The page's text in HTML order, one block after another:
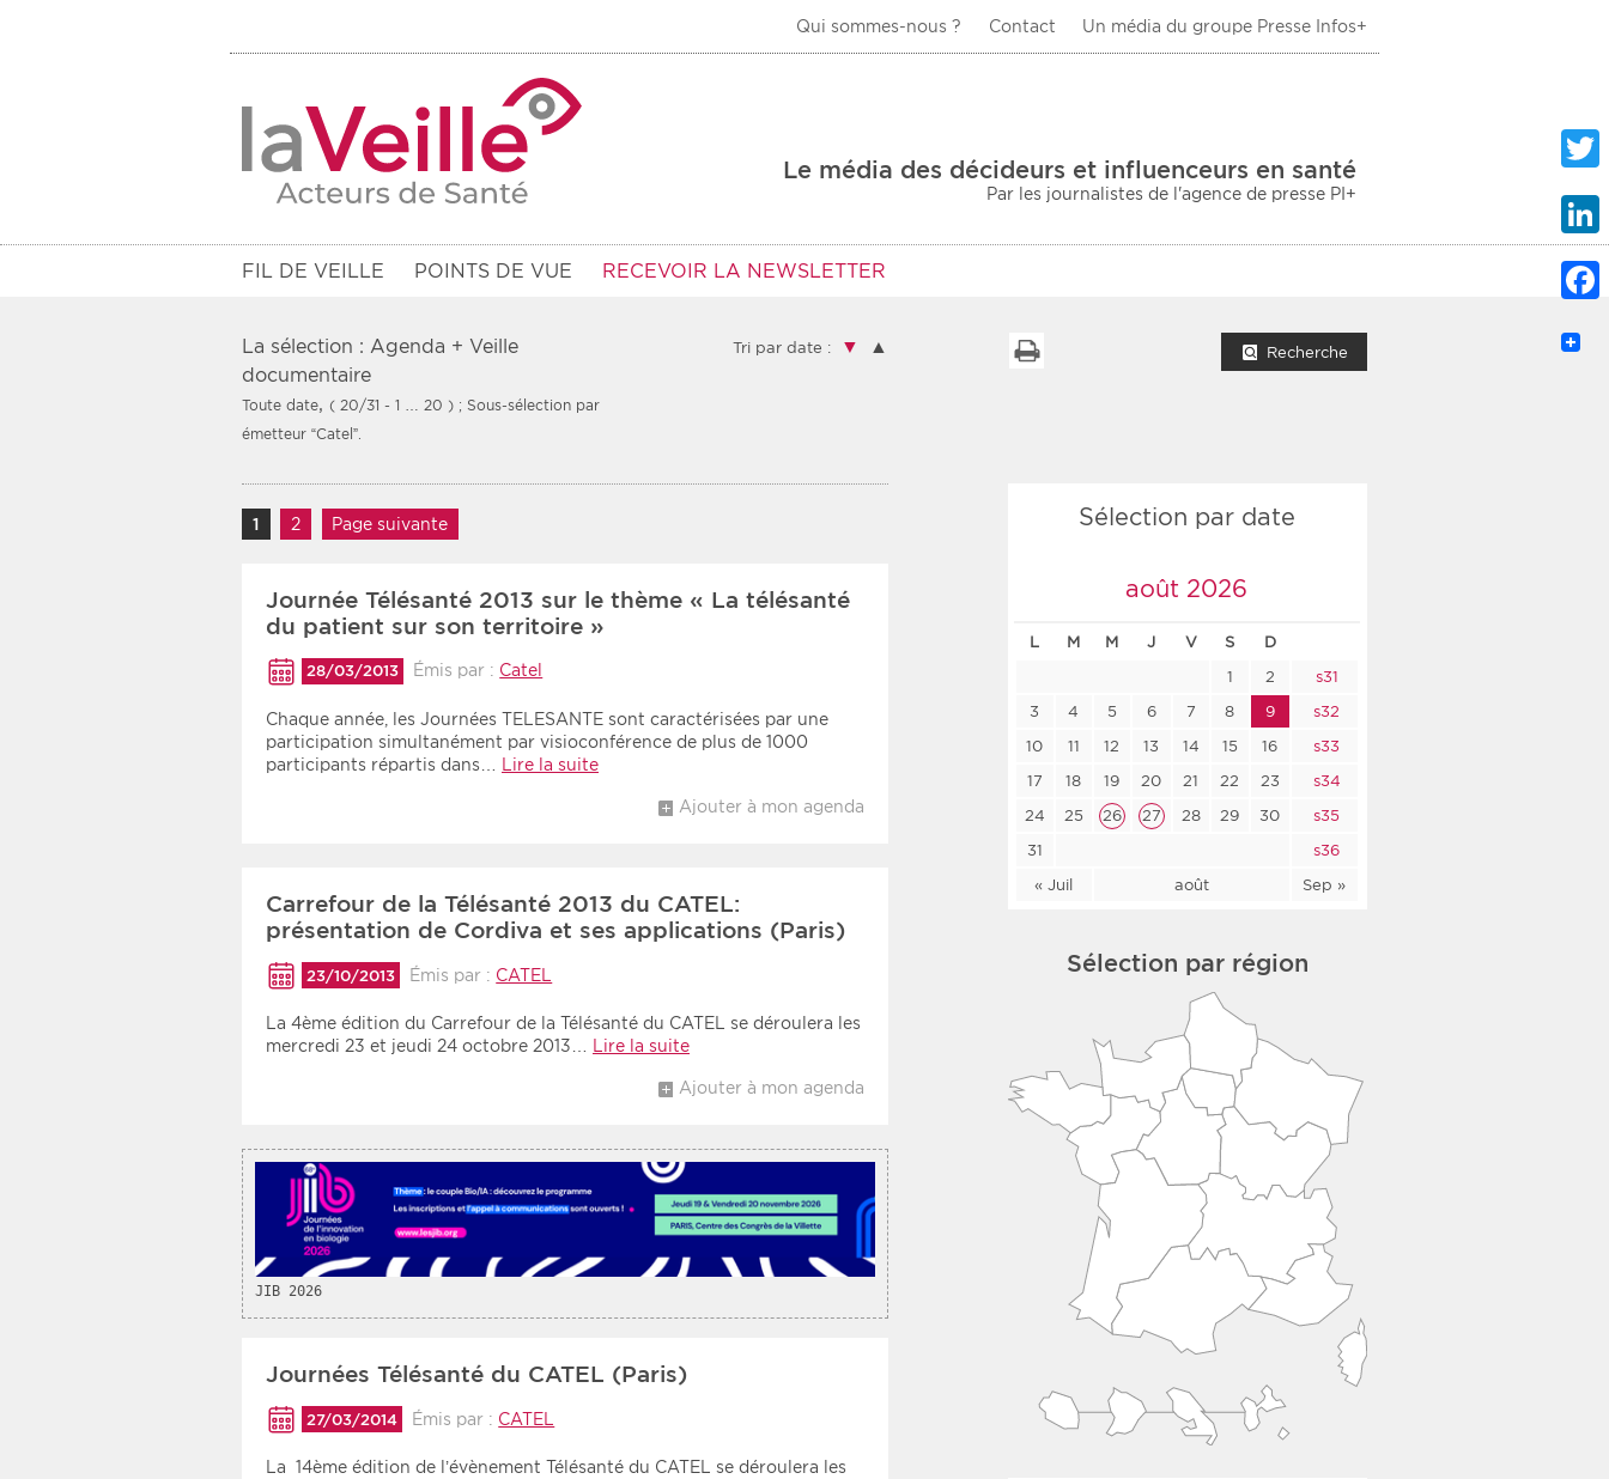
Qui sommes-nous ? Contact Un média du groupe Presse Infos+
Le média des décideurs et influenceurs en santé
Par les journalistes de l'agence de presse PI+
FIL DE VEILLE POINTS DE VUE RECEVOIR LA NEWSLETTER
Communiqués des 10 derniers jours Sanitaire
Zone géographique
Chronologique
Inversé
La sélection : Agenda + Veille
documentaire
Toute date, ( 20/31 - 1 … 20 ) ; Sous-sélection par
émetteur “Catel”.
Tri par date : ▼ ▲ Recherche
Navigation des articles
Page
1 Page
2 Page suivante
Journée Télésanté 2013 sur le thème « La télésanté
du patient sur son territoire »
28/03/2013 Émis par : Catel
Chaque année, les Journées TELESANTE sont caractérisées par une
participation simultanément par visioconférence de plus de 1000
participants répartis dans…
Lire la suite
Ajouter à mon agenda
Carrefour de la Télésanté 2013 du CATEL:
présentation de Cordiva et ses applications (Paris)
23/10/2013 Émis par : CATEL
La 4ème édition du Carrefour de la Télésanté du CATEL se déroulera les
mercredi 23 et jeudi 24 octobre 2013… Lire la suite
Ajouter à mon agenda
JIB 2026
Journées Télésanté du CATEL (Paris)
27/03/2014 Émis par : CATEL
La 14ème édition de l’évènement Télésanté du CATEL se déroulera les
Sélection par date
août 2026
L M M J V S D
« Juil août Sep »
1 2
s31
3
4 5 6 7 8 9
s32
10
11 12 13 14 15 16
s33
17
18 19 20 21 22 23
s34
24
25 26 27 28 29 30
s35
31
s36
Sélection par région